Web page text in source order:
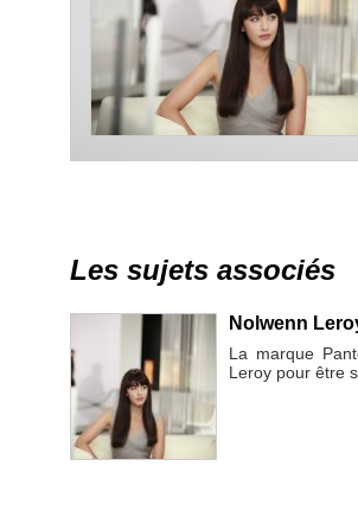
Les sujets associés
Nolwenn
La marque
Leroy pour être